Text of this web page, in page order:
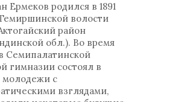
Ермеков родился в 1891
волости
район
обл.). Во время
Семипалатинской
гимназии состоял в
молодежи с
взглядами,